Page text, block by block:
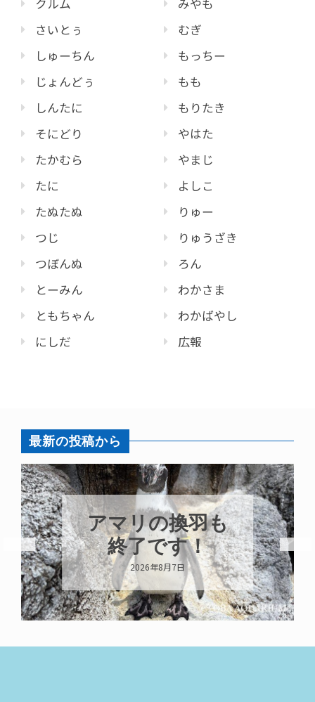
クルム
さいとぅ
しゅーちん
じょんどぅ
しんたに
そにどり
たかむら
たに
たぬたぬ
つじ
つぼんぬ
とーみん
ともちゃん
にしだ
みやも
むぎ
もっちー
もも
もりたき
やはた
やまじ
よしこ
りゅー
りゅうざき
ろん
わかさま
わかばやし
広報
最新の投稿から
アマリの換羽も
終了です！
2026年8月7日